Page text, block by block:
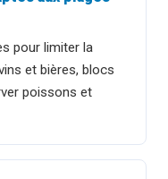
pour limiter la
et bières, blocs
poissons et